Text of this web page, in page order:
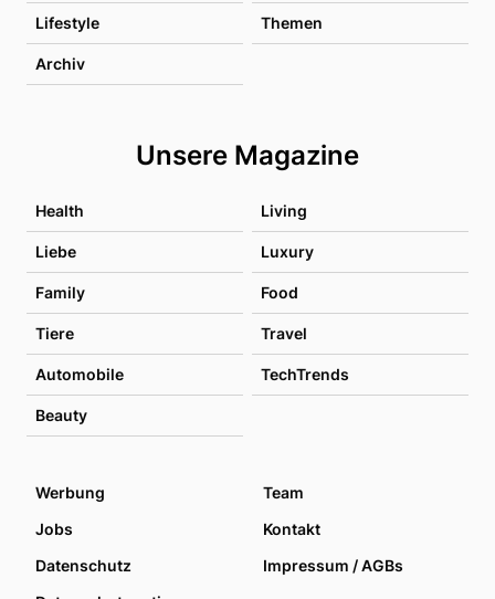
Lifestyle Themen
Archiv
Unsere Magazine
Health Living
Liebe Luxury
Family Food
Tiere Travel
Automobile TechTrends
Beauty
Werbung
Team
Jobs
Kontakt
Datenschutz
Impressum / AGBs